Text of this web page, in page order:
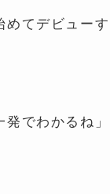
てデビューす
でわかるね」